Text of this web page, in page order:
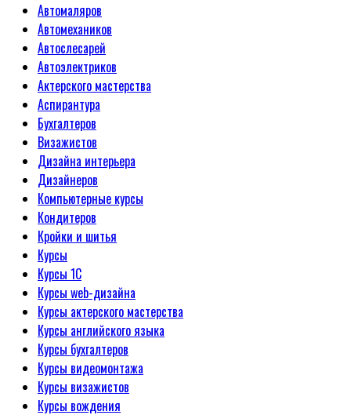
Автомаляров
Автомехаников
Автослесарей
Автоэлектриков
Актерского мастерства
Аспирантура
Бухгалтеров
Визажистов
Дизайна интерьера
Дизайнеров
Компьютерные курсы
Кондитеров
Кройки и шитья
Курсы
Курсы 1С
Курсы web-дизайна
Курсы актерского мастерства
Курсы английского языка
Курсы бухгалтеров
Курсы видеомонтажа
Курсы визажистов
Курсы вождения